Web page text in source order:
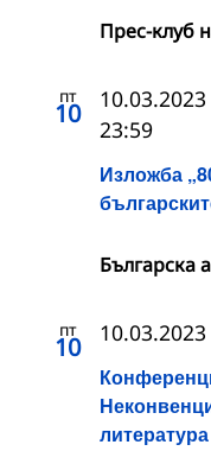
Прес-клуб
пт
10
Изложба
10.03.2023
23:59
Българска
пт
10 10.03.2023